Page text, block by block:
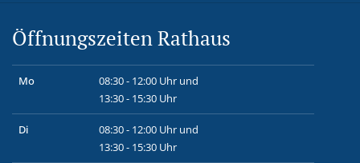
Öffnungszeiten Rathaus
Mo
08:30 - 12:00 Uhr und
13:30 - 15:30 Uhr
Di
08:30 - 12:00 Uhr und
13:30 - 15:30 Uhr